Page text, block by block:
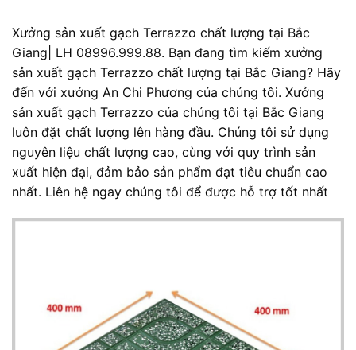
Xưởng sản xuất gạch Terrazzo chất lượng tại Bắc
Giang| LH 08996.999.88. Bạn đang tìm kiếm xưởng
sản xuất gạch Terrazzo chất lượng tại Bắc Giang? Hãy
đến với xưởng An Chi Phương của chúng tôi. Xưởng
sản xuất gạch Terrazzo của chúng tôi tại Bắc Giang
luôn đặt chất lượng lên hàng đầu. Chúng tôi sử dụng
nguyên liệu chất lượng cao, cùng với quy trình sản
xuất hiện đại, đảm bảo sản phẩm đạt tiêu chuẩn cao
nhất. Liên hệ ngay chúng tôi để được hỗ trợ tốt nhất